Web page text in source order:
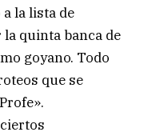
la lista de
quinta banca de
goyano. Todo
que se